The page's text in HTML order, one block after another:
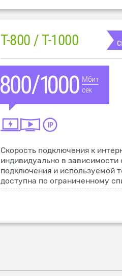
T-800 / T-1000
Мбит
сек
Скорость подключения к
индивидуально в зависимости
подключения и используемой
доступна по ограниченному